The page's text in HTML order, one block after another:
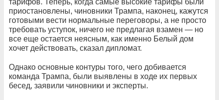
тарифов. Теперь, когда самые высокие тарифы были
приостановлены, чиновники Трампа, наконец, кажутся
готовыми вести нормальные переговоры, а не просто
требовать уступок, ничего не предлагая взамен — но
все еще остается неясным, как именно Белый дом
хочет действовать, сказал дипломат.
Однако основные контуры того, чего добивается
команда Трампа, были выявлены в ходе их первых
бесед, заявили чиновники и эксперты.